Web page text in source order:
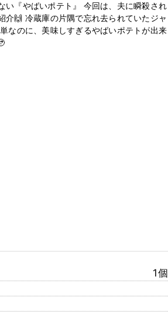
い『やばいポテト』 今回は、夫に瞬殺され
介🙌 冷蔵庫の片隅で忘れ去られていたジャ
なのに、美味しすぎるやばいポテトが出来
1個